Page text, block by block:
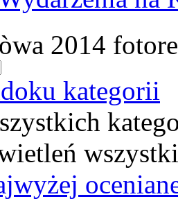
2014
kategorii